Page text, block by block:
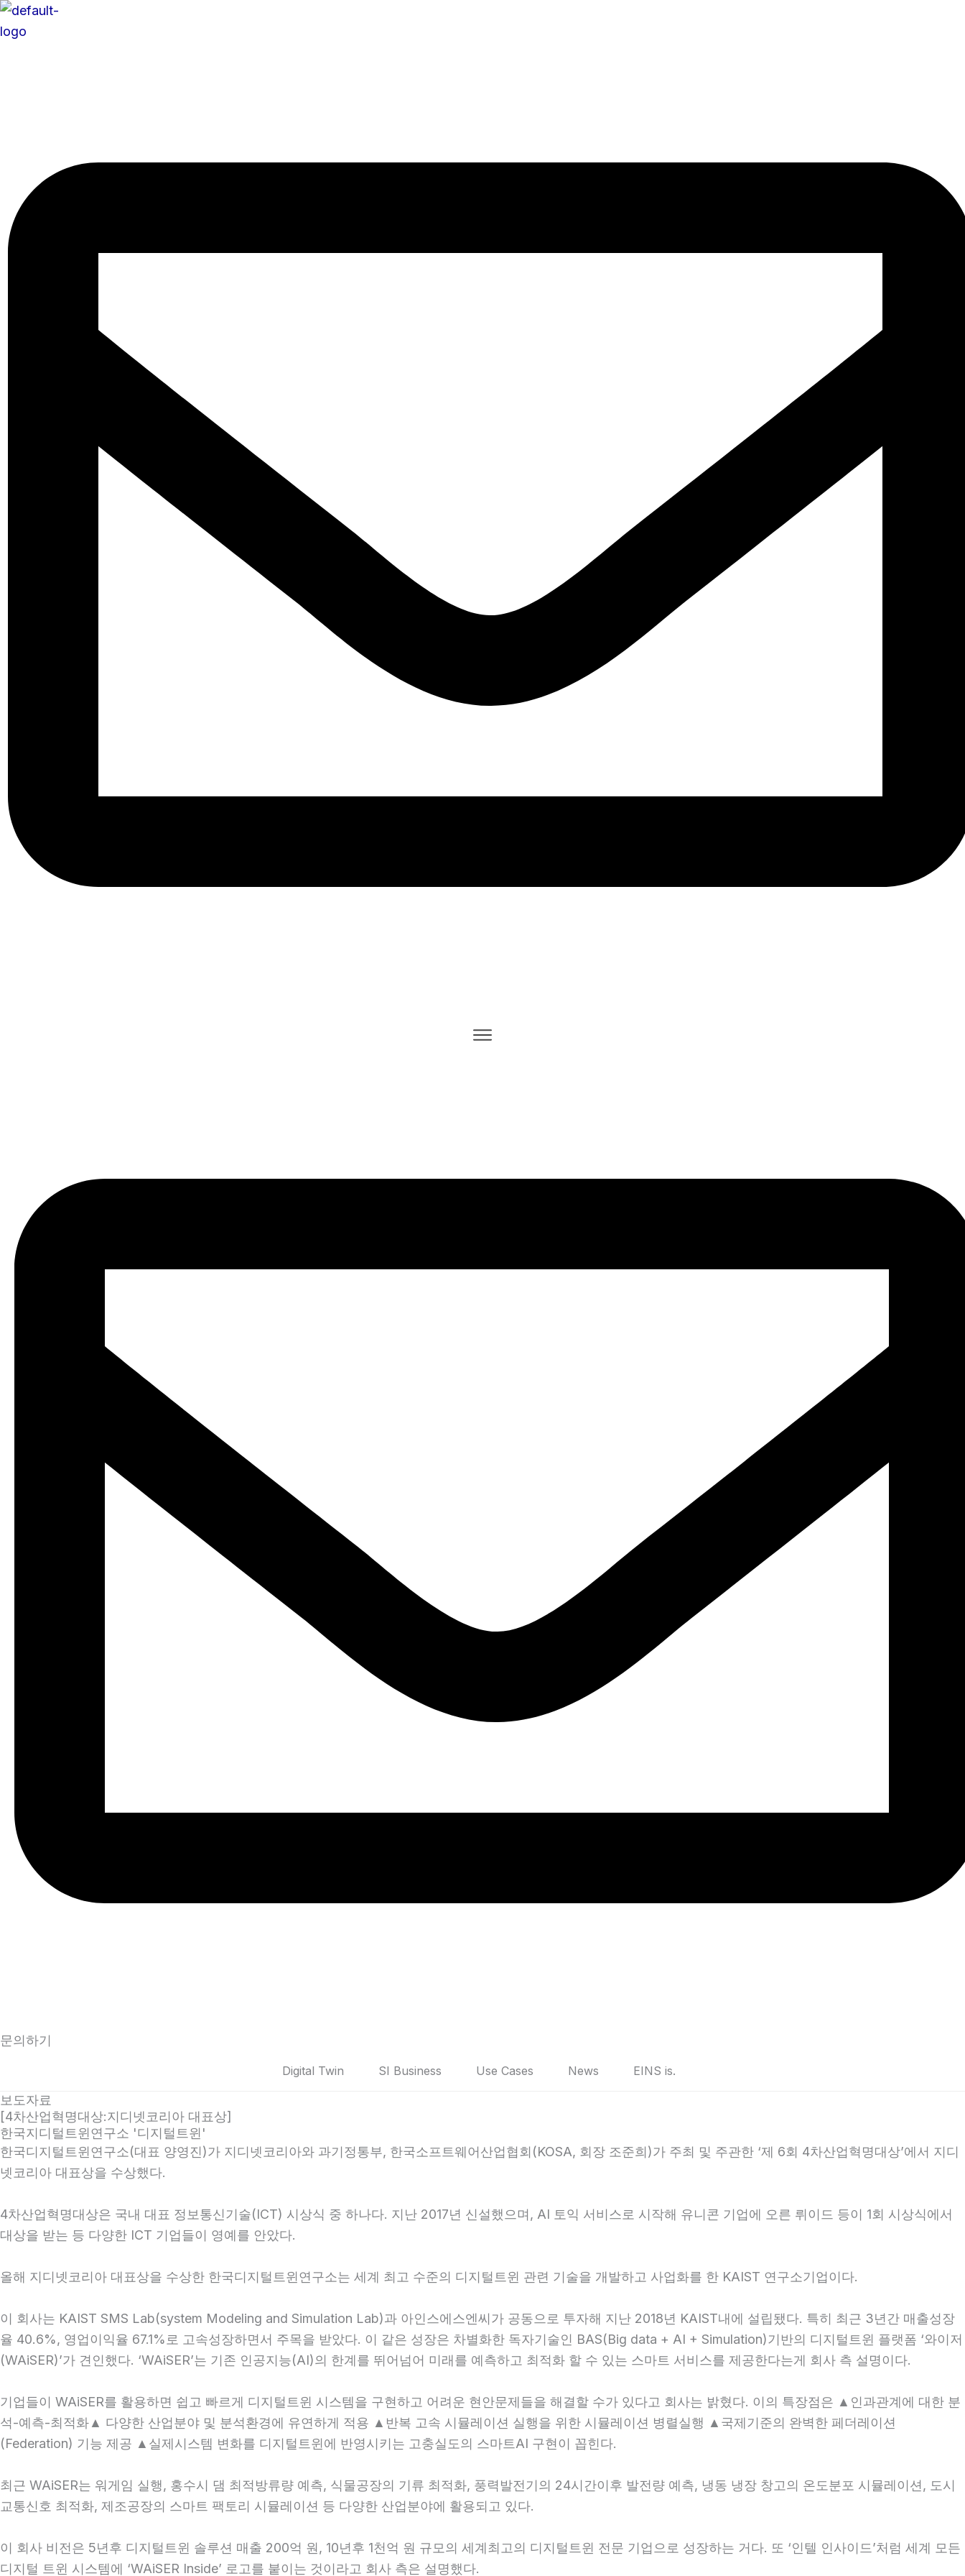
콘
텐
문의하기
Digital Twin SI Business Use Cases News EINS is.
보도자료
[4차산업혁명대상:지디넷코리아 대표상]
한국지디털트윈연구소 '디지털트윈'
한국디지털트윈연구소(대표 양영진)가 지디넷코리아와 과기정통부, 한국소프트웨어산업협회(KOSA, 회장 조준희)가 주최 및 주관한 ‘제 6회 4차산업혁명대상’에서 지디
넷코리아 대표상을 수상했다.
4차산업혁명대상은 국내 대표 정보통신기술(ICT) 시상식 중 하나다. 지난 2017년 신설했으며, AI 토익 서비스로 시작해 유니콘 기업에 오른 뤼이드 등이 1회 시상식에서
대상을 받는 등 다양한 ICT 기업들이 영예를 안았다.
올해 지디넷코리아 대표상을 수상한 한국디지털트윈연구소는 세계 최고 수준의 디지털트윈 관련 기술을 개발하고 사업화를 한 KAIST 연구소기업이다.
이 회사는 KAIST SMS Lab(system Modeling and Simulation Lab)과 아인스에스엔씨가 공동으로 투자해 지난 2018년 KAIST내에 설립됐다. 특히 최근 3년간 매출성장
율 40.6%, 영업이익율 67.1%로 고속성장하면서 주목을 받았다. 이 같은 성장은 차별화한 독자기술인 BAS(Big data + AI + Simulation)기반의 디지털트윈 플랫폼 ‘와이저
(WAiSER)’가 견인했다. ‘WAiSER’는 기존 인공지능(AI)의 한계를 뛰어넘어 미래를 예측하고 최적화 할 수 있는 스마트 서비스를 제공한다는게 회사 측 설명이다.
기업들이 WAiSER를 활용하면 쉽고 빠르게 디지털트윈 시스템을 구현하고 어려운 현안문제들을 해결할 수가 있다고 회사는 밝혔다. 이의 특장점은 ▲인과관계에 대한 분
석-예측-최적화▲ 다양한 산업분야 및 분석환경에 유연하게 적용 ▲반복 고속 시뮬레이션 실행을 위한 시뮬레이션 병렬실행 ▲국제기준의 완벽한 페더레이션
(Federation) 기능 제공 ▲실제시스템 변화를 디지털트윈에 반영시키는 고충실도의 스마트AI 구현이 꼽힌다.
최근 WAiSER는 워게임 실행, 홍수시 댐 최적방류량 예측, 식물공장의 기류 최적화, 풍력발전기의 24시간이후 발전량 예측, 냉동 냉장 창고의 온도분포 시뮬레이션, 도시
교통신호 최적화, 제조공장의 스마트 팩토리 시뮬레이션 등 다양한 산업분야에 활용되고 있다.
이 회사 비전은 5년후 디지털트윈 솔루션 매출 200억 원, 10년후 1천억 원 규모의 세계최고의 디지털트윈 전문 기업으로 성장하는 거다. 또 ‘인텔 인사이드’처럼 세계 모든
디지털 트윈 시스템에 ‘WAiSER Inside’ 로고를 붙이는 것이라고 회사 측은 설명했다.